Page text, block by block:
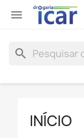

search
INÍCIO